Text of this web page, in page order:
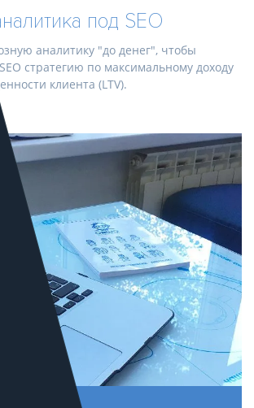
под SEO
аналитику "до денег", чтобы
стратегию по максимальному доходу
клиента (LTV).